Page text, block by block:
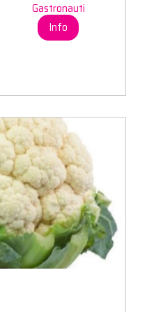
Gastronauti
Info